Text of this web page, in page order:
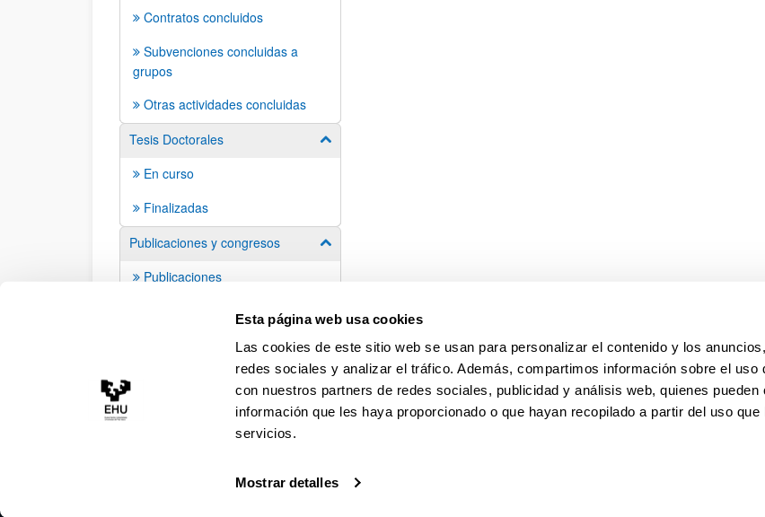
Esta página web usa cookies
Las cookies de este sitio web se usan para personalizar el contenido y los
redes sociales y analizar el tráfico. Además, compartimos información sobre el uso
con nuestros partners de redes sociales, publicidad y análisis web, quienes pueden
información que les haya proporcionado o que hayan recopilado a partir del uso
servicios.
Mostrar detalles
Contratos concluidos
Subvenciones concluidas a
grupos
Otras actividades concluidas
Tesis Doctorales
Mostrar/ocultar subpáginas
En curso
Finalizadas
Publicaciones y congresos
Mostrar/ocultar subpáginas
Publicaciones